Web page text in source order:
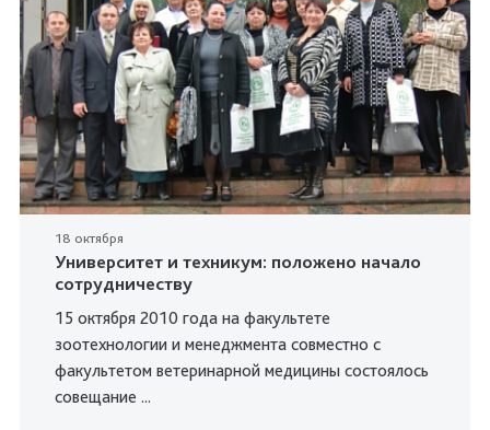
18 октября
Университет и техникум: положено начало
сотрудничеству
15 октября 2010 года на факультете
зоотехнологии и менеджмента совместно с
факультетом ветеринарной медицины состоялось
совещание ...